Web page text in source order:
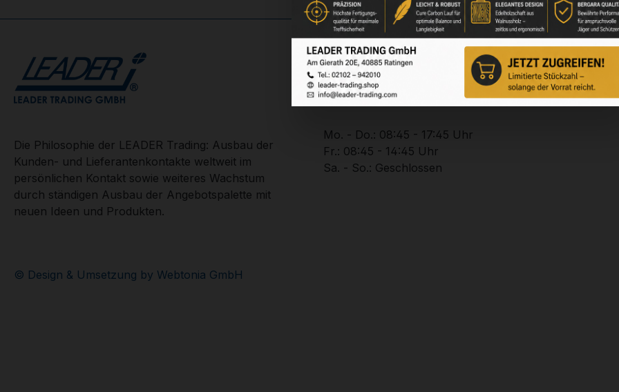
Die Philosophie der LEADER Trading: Ausbau der
Kunden- und Lieferantenkontakte weltweit im
persönlichen Kontakt sowie weiteres Wachstum
durch ständigen Ausbau der Angebotspalette mit
neuen Ideen und Produkten.
Service-Hotline
Unterstützung zu Ihrer Bestellung:
+49 (0) 2102 – 94201 – 0
Mo. - Do.: 08:45 - 17:45 Uhr
Fr.: 08:45 - 14:45 Uhr
Sa. - So.: Geschlossen
© Design & Umsetzung by Webtonia GmbH